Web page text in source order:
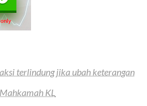
terlindung jika ubah keterangan
KL